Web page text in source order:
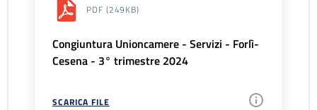
PDF (249KB)
Congiuntura Unioncamere - Servizi - Forlì-
Cesena - 3° trimestre 2024
SCARICA FILE